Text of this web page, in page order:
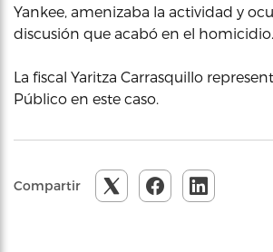
Yankee, amenizaba la actividad y
discusión que acabó en el homicidio.
La fiscal Yaritza Carrasquillo
Público en este caso.
Compartir